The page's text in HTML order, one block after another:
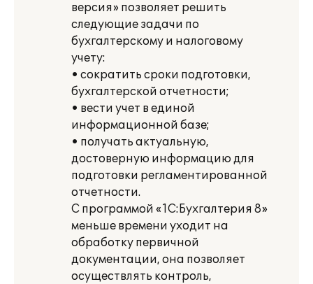
версия» позволяет решить
следующие задачи по
бухгалтерскому и налоговому
учету:
• сократить сроки подготовки,
бухгалтерской отчетности;
• вести учет в единой
информационной базе;
• получать актуальную,
достоверную информацию для
подготовки регламентированной
отчетности.
С программой «1С:Бухгалтерия 8»
меньше времени уходит на
обработку первичной
документации, она позволяет
осуществлять контроль,